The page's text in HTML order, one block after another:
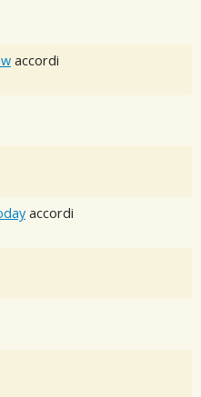
accordi
accordi